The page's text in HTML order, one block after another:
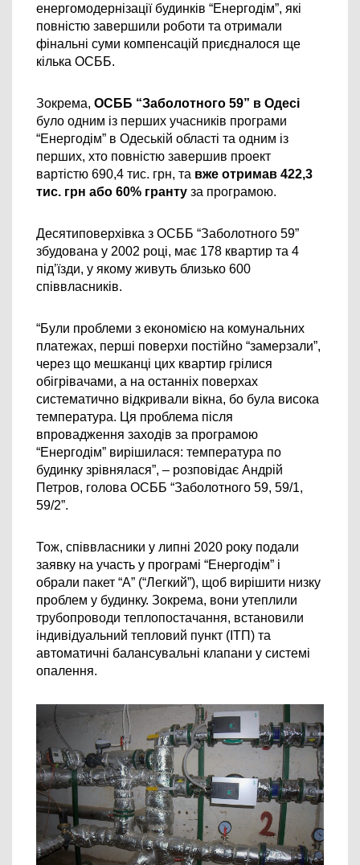
енергомодернізації будинків “Енергодім”, які
повністю завершили роботи та отримали
фінальні суми компенсацій приєдналося ще
кілька ОСББ.
Зокрема, ОСББ “Заболотного 59” в Одесі
було одним із перших учасників програми
“Енергодім” в Одеській області та одним із
перших, хто повністю завершив проект
вартістю 690,4 тис. грн, та вже отримав 422,3
тис. грн або 60% гранту за програмою.
Десятиповерхівка з ОСББ “Заболотного 59”
збудована у 2002 році, має 178 квартир та 4
під’їзди, у якому живуть близько 600
співвласників.
“Були проблеми з економією на комунальних
платежах, перші поверхи постійно “замерзали”,
через що мешканці цих квартир грілися
обігрівачами, а на останніх поверхах
систематично відкривали вікна, бо була висока
температура. Ця проблема після
впровадження заходів за програмою
“Енергодім” вирішилася: температура по
будинку зрівнялася”, – розповідає Андрій
Петров, голова ОСББ “Заболотного 59, 59/1,
59/2”.
Тож, співвласники у липні 2020 року подали
заявку на участь у програмі “Енергодім” і
обрали пакет “А” (“Легкий”), щоб вирішити низку
трубопроводи теплопостачання, встановили
автоматичні балансувальні клапани у системі
опалення.